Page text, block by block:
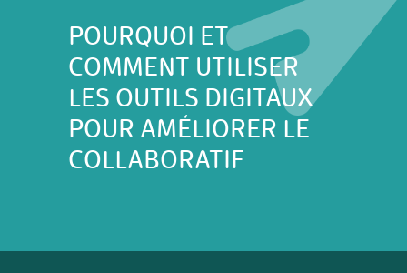
POURQUOI ET
COMMENT UTILISER
LES OUTILS DIGITAUX
POUR AMÉLIORER LE
COLLABORATIF